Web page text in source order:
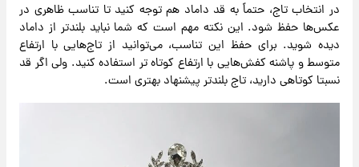
در انتخاب تاج، حتماً به قد داماد هم توجه کنید تا تناسب ظاهری در
عکس‌ها حفظ شود. این نکته مهم است که شما نباید بلندتر از داماد
دیده شوید. برای حفظ این تناسب، می‌توانید از تاج‌هایی با ارتفاع
متوسط و پاشنه کفش‌هایی با ارتفاع کوتاه تر استفاده کنید. ولی اگر قد
نسبتا کوتاهی دارید، تاج بلندتر پیشنهاد بهتری است.